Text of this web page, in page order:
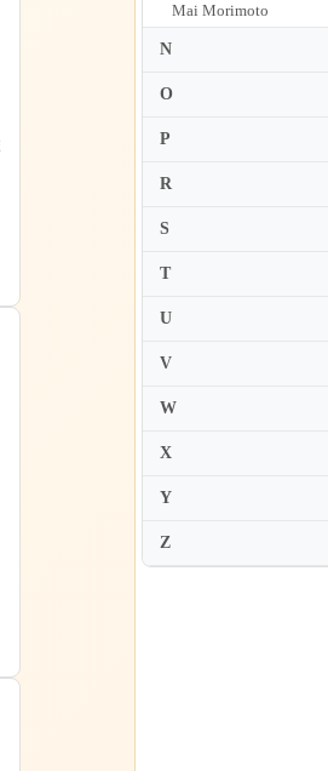
Mai Morimoto
N
O
P
R
S
T
U
V
W
X
Y
Z